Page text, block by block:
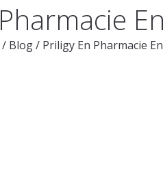
/ Blog/ Priligy En Pharmacie